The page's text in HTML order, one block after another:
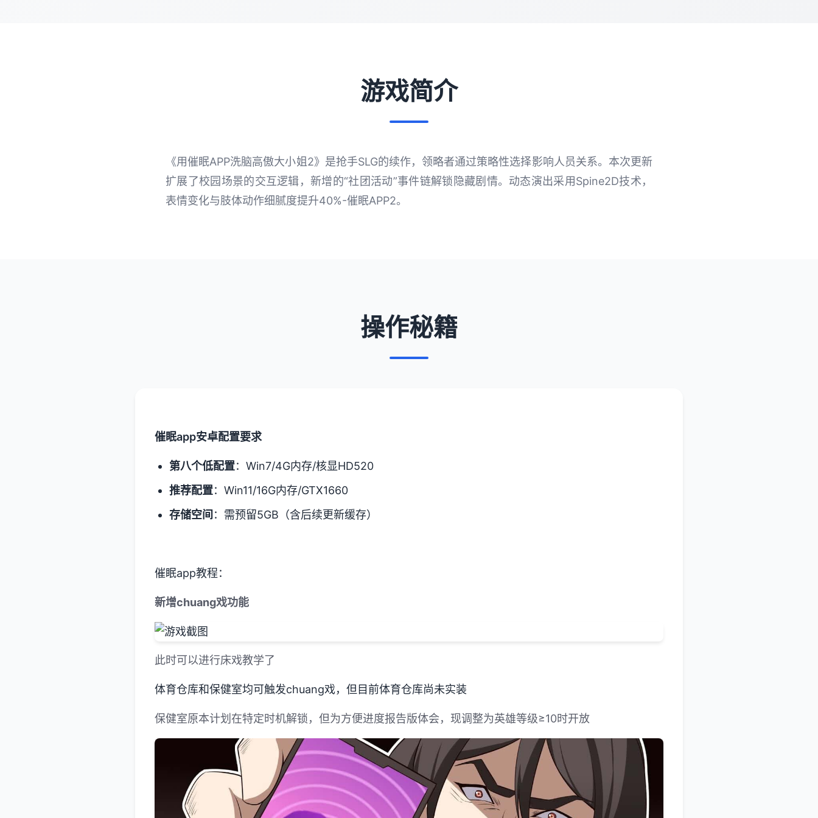
游戏简介
《用催眠APP洗脑高傲大小姐2》是抢手SLG的续作，领略者通过策略性选择影响人员关系。本次更新
扩展了校园场景的交互逻辑，新增的“社团活动”事件链解锁隐藏剧情。动态演出采用Spine2D技术，
表情变化与肢体动作细腻度提升40%-催眠APP2。
操作秘籍
催眠app安卓配置要求
​第八个低配置​​：Win7/4G内存/核显HD520
​推荐配置​​：Win11/16G内存/GTX1660
​存储空间​ ​：需预留5GB（含后续更新缓存）
催眠app教程：
新增chuang戏功能
此时可以进行床戏教学了
体育仓库和保健室均可触发chuang戏，但目前体育仓库尚未实装
保健室原本计划在特定时机解锁，但为方便进度报告版体会，现调整为英雄等级≥10时开放